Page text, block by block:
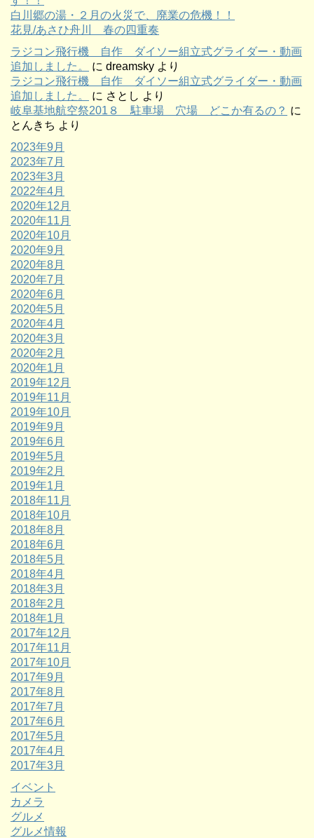
白川郷の湯・２月の火災で、廃業の危機！！
花見/あさひ舟川 春の四重奏
ラジコン飛行機 自作 ダイソー組立式グライダー・動画
追加しました。
に dreamsky より
ラジコン飛行機 自作 ダイソー組立式グライダー・動画
追加しました。
に さとし より
岐阜基地航空祭201８ 駐車場 穴場 どこか有るの？ に
とんきち より
2023年9月
2023年7月
2023年3月
2022年4月
2020年12月
2020年11月
2020年10月
2020年9月
2020年8月
2020年7月
2020年6月
2020年5月
2020年4月
2020年3月
2020年2月
2020年1月
2019年12月
2019年11月
2019年10月
2019年9月
2019年6月
2019年5月
2019年2月
2019年1月
2018年11月
2018年10月
2018年8月
2018年6月
2018年5月
2018年4月
2018年3月
2018年2月
2018年1月
2017年12月
2017年11月
2017年10月
2017年9月
2017年8月
2017年7月
2017年6月
2017年5月
2017年4月
2017年3月
イベント
カメラ
グルメ
グルメ情報